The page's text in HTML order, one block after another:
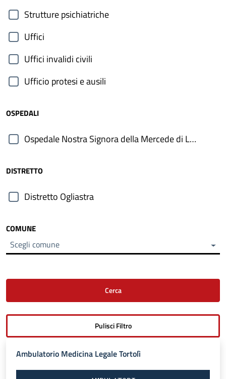
Strutture psichiatriche
Uffici
Uffici invalidi civili
Ufficio protesi e ausili
OSPEDALI
Ospedale Nostra Signora della Mercede di Lanusei
DISTRETTO
Distretto Ogliastra
COMUNE
Scegli comune
Ambulatorio Medicina Legale Tortolì